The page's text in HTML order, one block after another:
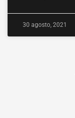
30 agosto, 2021